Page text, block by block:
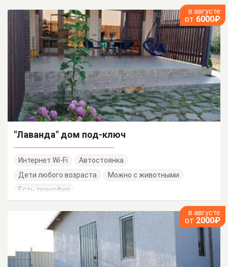
в августе
от 6000₽
"Лаванда" дом под-ключ
Интернет Wi-Fi
Автостоянка
Дети любого возраста
Можно с животными
Есть трансфер
в августе
от 2000₽